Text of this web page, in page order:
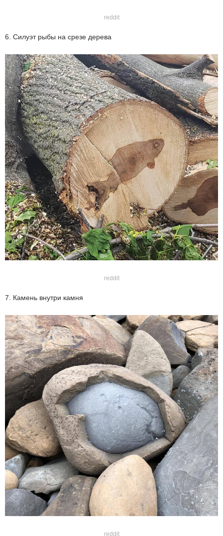
reddit
6. Силуэт рыбы на срезе дерева
reddit
7. Камень внутри камня
reddit